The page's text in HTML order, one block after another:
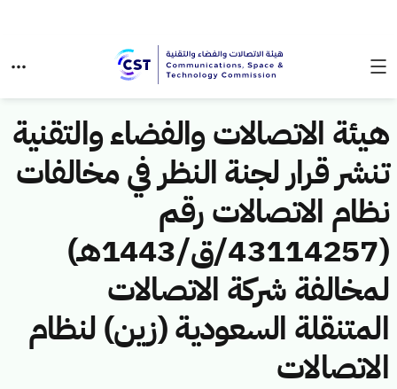
هيئة الاتصالات والفضاء والتقنية
تنشر قرار لجنة النظر في مخالفات
نظام الاتصالات رقم
(43114257/ق/1443هـ)
لمخالفة شركة الاتصالات
المتنقلة السعودية (زين) لنظام
الاتصالات